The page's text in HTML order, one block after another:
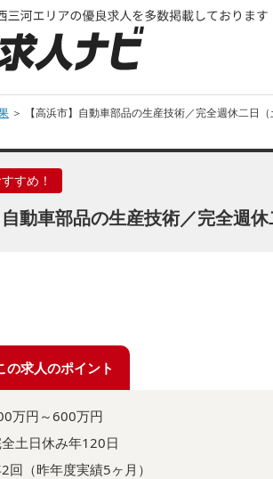
＞ 【高浜市】自動車部品の生産技術／完全週休二日
すめ！
自動車部品の生産技術／完全週
の求人のポイント
万円～600万円
全土日休み年120日
2回（昨年度実績5ヶ月）